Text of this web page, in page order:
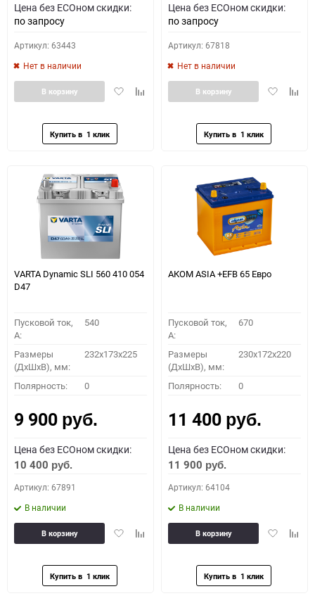
Цена без ECOном скидки:
по запросу
Артикул: 63443
Нет в наличии
ДобавитьДобавить
В корзину
Цена без ECOном скидки:
по запросу
Артикул: 67818
Нет в наличии
Добавить
В корзину
VARTA Dynamic SLI 560 410 054
D47
Пусковой ток,
A:
540
Размеры
(ДхШхВ), мм:
232x173x225
Полярность: 0
9 900 руб.
Цена без ECOном скидки:
10 400 руб.
Артикул: 67891
В наличии
ДобавитьДобавить
В корзину
АКОМ ASIA +EFB 65 Евро
Пусковой ток,
A:
670
Размеры
(ДхШхВ), мм:
230x172x220
Полярность: 0
11 400 руб.
Цена без ECOном скидки:
11 900 руб.
Артикул: 64104
В наличии
Добавить
В корзину